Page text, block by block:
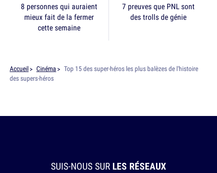
8 personnes qui auraient
mieux fait de la fermer
cette semaine
7 preuves que PNL sont
des trolls de génie
Accueil Cinéma
Top 15 des super-héros les plus balèzes de l'histoire
des supers-héros
SUIS-NOUS SUR LES RÉSEAUX